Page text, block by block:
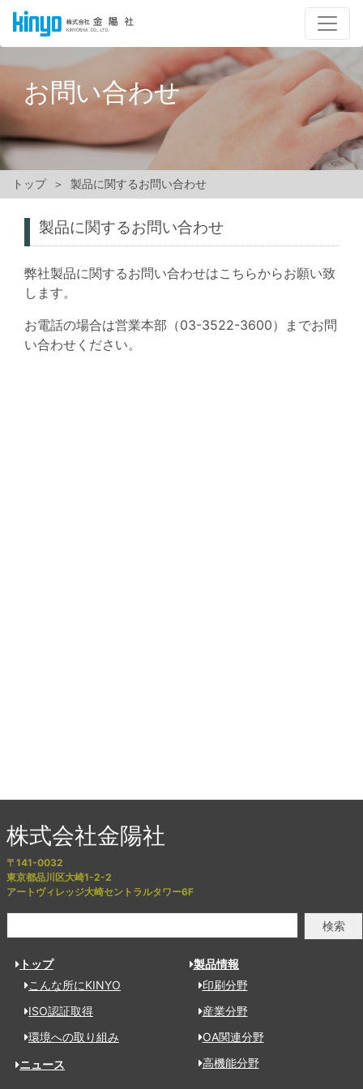
お問い合わせ
トップ 製品に関するお問い合わせ
製品に関するお問い合わせ
弊社製品に関するお問い合わせはこちらからお願い致
します。
お電話の場合は営業本部（03-3522-3600）までお問
い合わせください。
株式会社金陽社
〒141-0032
東京都品川区大崎1-2-2
アートヴィレッジ大崎セントラルタワー6F
検索
トップ
こんな所にKINYO
ISO認証取得
環境への取り組み
ニュース
製品情報
印刷分野
産業分野
OA関連分野
高機能分野